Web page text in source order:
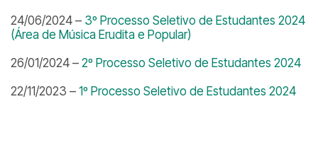
24/06/2024 – 3º Processo Seletivo de Estudantes 2024
(Área de Música Erudita e Popular)
26/01/2024 – 2º Processo Seletivo de Estudantes 2024
22/11/2023 – 1º Processo Seletivo de Estudantes 2024